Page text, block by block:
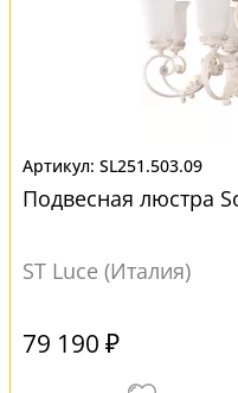
SL251.503.09
Подвесная люстра
ST Luce (Италия)
79 190 ₽